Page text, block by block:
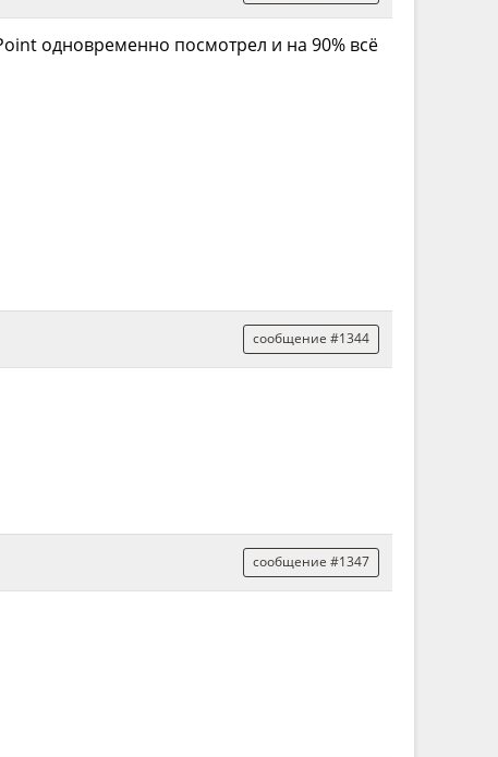
одновременно посмотрел и на 90% всё
сообщение #1344
сообщение #1347